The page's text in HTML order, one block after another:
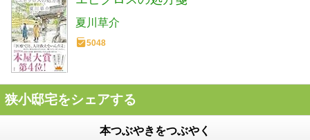
夏川草介
5048
狭小邸宅をシェアする
本つぶやきをつぶやく